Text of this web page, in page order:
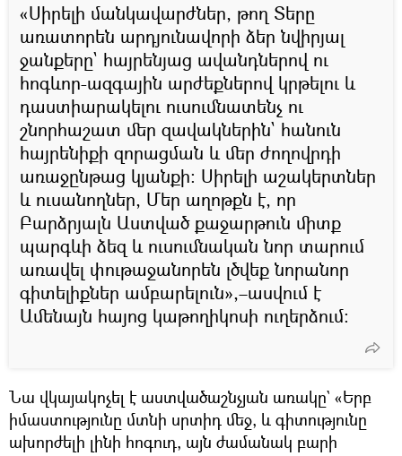
«Սիրելի մանկավարժներ, թող Տերը
առատորեն արդյունավորի ձեր նվիրյալ
ջանքերը` հայրենյաց ավանդներով ու
հոգևոր-ազգային արժեքներով կրթելու և
դաստիարակելու ուսումնատենչ ու
շնորհաշատ մեր զավակներին` հանուն
հայրենիքի զորացման և մեր ժողովրդի
առաջընթաց կյանքի: Սիրելի աշակերտներ
և ուսանողներ, Մեր աղոթքն է, որ
Բարձրյալն Աստված քաջարթուն միտք
պարգևի ձեզ և ուսումնական նոր տարում
առավել փութաջանորեն լծվեք նորանոր
գիտելիքներ ամբարելուն»,–ասվում է
Ամենայն հայոց կաթողիկոսի ուղերձում:
Նա վկայակոչել է աստվածաշնչյան առակը` «Երբ
իմաստությունը մտնի սրտիդ մեջ, և գիտությունը
ախորժելի լինի հոգուդ, այն ժամանակ բարի